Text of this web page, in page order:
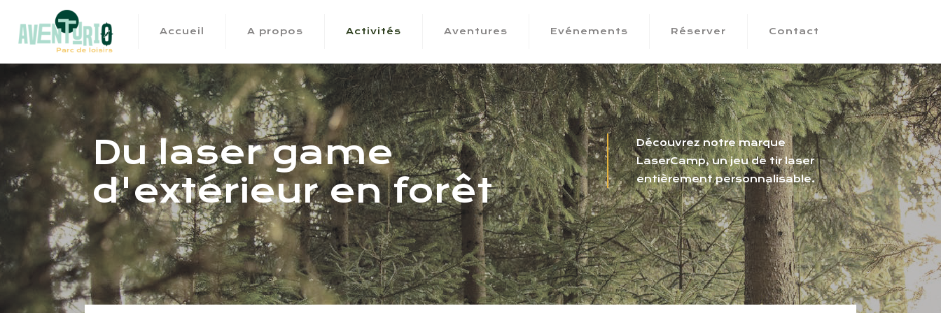
Accueil A propos Activités Aventures Evénements Réserver Contact
Du laser game
d'extérieur en forêt
Découvrez notre marque
LaserCamp, un jeu de tir laser
entièrement personnalisable.